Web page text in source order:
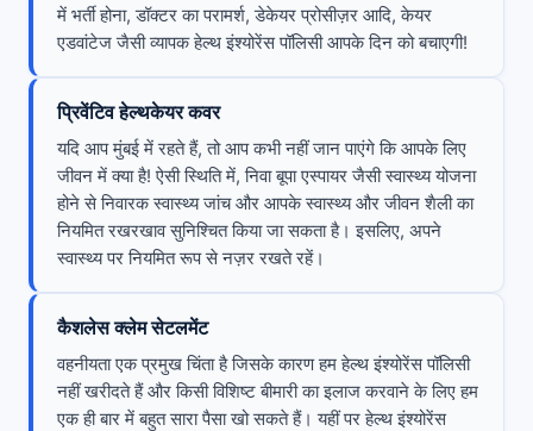
में भर्ती होना, डॉक्टर का परामर्श, डेकेयर प्रोसीज़र आदि, केयर
एडवांटेज जैसी व्यापक हेल्थ इंश्योरेंस पॉलिसी आपके दिन को बचाएगी!
प्रिवेंटिव हेल्थकेयर कवर
यदि आप मुंबई में रहते हैं, तो आप कभी नहीं जान पाएंगे कि आपके लिए
जीवन में क्या है! ऐसी स्थिति में, निवा बूपा एस्पायर जैसी स्वास्थ्य योजना
होने से निवारक स्वास्थ्य जांच और आपके स्वास्थ्य और जीवन शैली का
नियमित रखरखाव सुनिश्चित किया जा सकता है। इसलिए, अपने
स्वास्थ्य पर नियमित रूप से नज़र रखते रहें।
कैशलेस क्लेम सेटलमेंट
वहनीयता एक प्रमुख चिंता है जिसके कारण हम हेल्थ इंश्योरेंस पॉलिसी
नहीं खरीदते हैं और किसी विशिष्ट बीमारी का इलाज करवाने के लिए हम
एक ही बार में बहुत सारा पैसा खो सकते हैं। यहीं पर हेल्थ इंश्योरेंस